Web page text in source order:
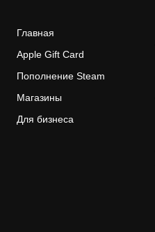
Главная
Apple Gift Card
Пополнение Steam
Магазины
Для бизнеса